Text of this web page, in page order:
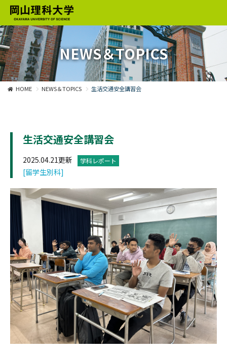
NEWS＆TOPICS
HOME NEWS＆TOPICS 生活交通安全講習会
生活交通安全講習会
2025.04.21更新 学科レポート
[留学生別科]